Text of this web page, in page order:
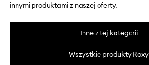
innymi produktami z naszej oferty.
Inne z tej kategorii
Wszystkie produkty Roxy